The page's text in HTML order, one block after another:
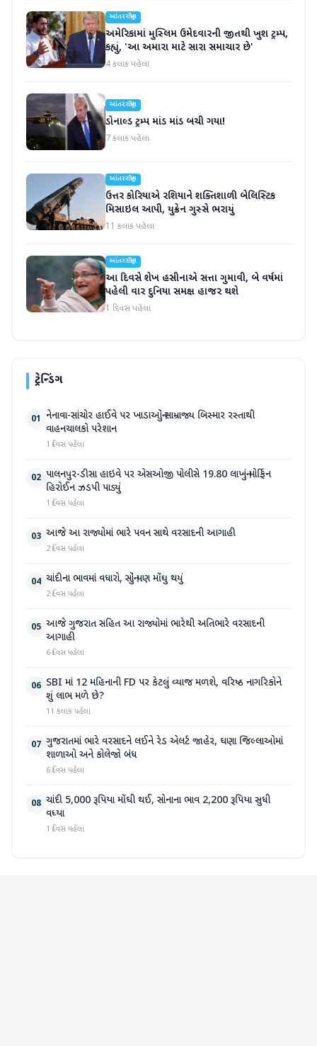
આંતરરાષ્ટ્રીય
અમેરિકામાં મુસ્લિમ ઉમેદવારની જીતથી ખુશ ટ્રમ્પ,
કહ્યું, 'આ અમારા માટે સારા સમાચાર છે'
4 કલાક પહેલા
આંતરરાષ્ટ્રીય
ડોનાલ્ડ ટ્રમ્પ માંડ માંડ બચી ગયા!
7 કલાક પહેલા
આંતરરાષ્ટ્રીય
ઉત્તર કોરિયાએ રશિયાને શક્તિશાળી બેલિસ્ટિક
મિસાઇલ આપી, યુક્રેન ગુસ્સે ભરાયું
11 કલાક પહેલા
આંતરરાષ્ટ્રીય
આ દિવસે શેખ હસીનાએ સત્તા ગુમાવી, બે વર્ષમાં
પહેલી વાર દુનિયા સમક્ષ હાજર થશે
1 દિવસ પહેલા
ટ્રેન્ડિંગ
01 નેનાવા-સાંચોર હાઈવે પર ખાડાઓનું સામ્રાજ્ય બિસ્માર રસ્તાથી
વાહનચાલકો પરેશાન
1 દિવસ પહેલા
02 પાલનપુર-ડીસા હાઇવે પર એસઓજી પોલીસે 19.80 લાખનું મોર્ફિન
હિરોઈન ઝડપી પાડ્યું
1 દિવસ પહેલા
03 આજે આ રાજ્યોમાં ભારે પવન સાથે વરસાદની આગાહી
2 દિવસ પહેલા
04 ચાંદીના ભાવમાં વધારો, સોનું પણ મોંઘુ થયું
2 દિવસ પહેલા
05 આજે ગુજરાત સહિત આ રાજ્યોમાં ભારેથી અતિભારે વરસાદની
આગાહી
6 દિવસ પહેલા
06 SBI માં 12 મહિનાની FD પર કેટલું વ્યાજ મળશે, વરિષ્ઠ નાગરિકોને
શું લાભ મળે છે?
11 કલાક પહેલા
07 ગુજરાતમાં ભારે વરસાદને લઈને રેડ એલર્ટ જાહેર, ઘણા જિલ્લાઓમાં
શાળાઓ અને કોલેજો બંધ
6 દિવસ પહેલા
08 ચાંદી 5,000 રૂપિયા મોંઘી થઈ, સોનાના ભાવ 2,200 રૂપિયા સુધી
વધ્યા
1 દિવસ પહેલા